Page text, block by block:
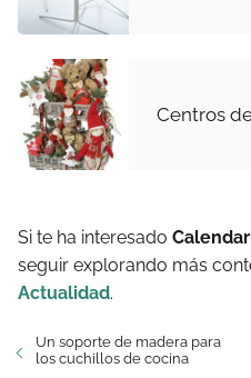
Centros
Si te ha interesado
seguir explorando más
Actualidad.
Un soporte de madera para
los cuchillos de cocina